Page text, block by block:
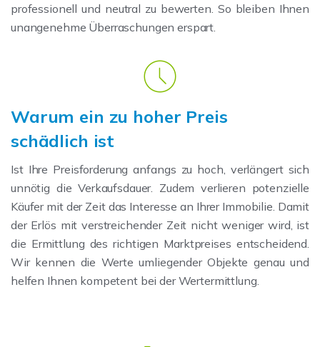
professionell und neutral zu bewerten. So bleiben Ihnen
unangenehme Überraschungen erspart.
Warum ein zu hoher Preis
schädlich ist
Ist Ihre Preisforderung anfangs zu hoch, verlängert sich
unnötig die Verkaufsdauer. Zudem verlieren potenzielle
Käufer mit der Zeit das Interesse an Ihrer Immobilie. Damit
der Erlös mit verstreichender Zeit nicht weniger wird, ist
die Ermittlung des richtigen Marktpreises entscheidend.
Wir kennen die Werte umliegender Objekte genau und
helfen Ihnen kompetent bei der Wertermittlung.